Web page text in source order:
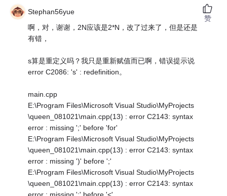
Stephan56yue
啊，对，谢谢，2N应该是2*N，改了过来了，但是还是
有错，
s算是重定义吗？我只是重新赋值而已啊，错误提示说
error C2086: 's' : redefinition。
main.cpp
E:\Program Files\Microsoft Visual Studio\MyProjects
\queen_081021\main.cpp(13) : error C2143: syntax
error : missing ';' before 'for'
E:\Program Files\Microsoft Visual Studio\MyProjects
\queen_081021\main.cpp(13) : error C2143: syntax
error : missing ')' before ';'
E:\Program Files\Microsoft Visual Studio\MyProjects
\queen_081021\main.cpp(13) : error C2143: syntax
赞